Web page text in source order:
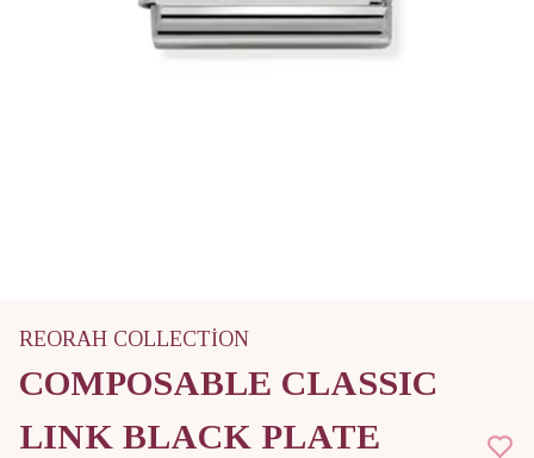
REORAH COLLECTİON
COMPOSABLE CLASSIC
LINK BLACK PLATE